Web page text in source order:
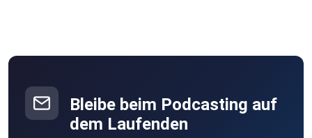
Bleibe beim Podcasting auf
dem Laufenden